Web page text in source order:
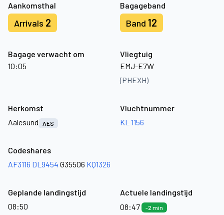
Aankomsthal
Arrivals 2
Bagageband
Band 12
Bagage verwacht om
10:05
Vliegtuig
EMJ-E7W
(PHEXH)
Herkomst
Aalesund
AES
Vluchtnummer
KL 1156
Codeshares
AF3116 DL9454 G35506 KQ1326
Geplande landingstijd
08:50
Actuele landingstijd
08:47
-2 min